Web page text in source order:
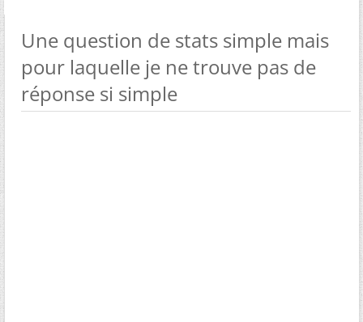
Une question de stats simple mais
pour laquelle je ne trouve pas de
réponse si simple